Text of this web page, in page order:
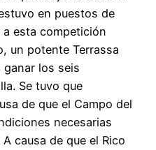
en puestos de
esta competición
un potente Terrassa
ganar los seis
Se tuvo que
de que el Campo del
necesarias
causa de que el Rico